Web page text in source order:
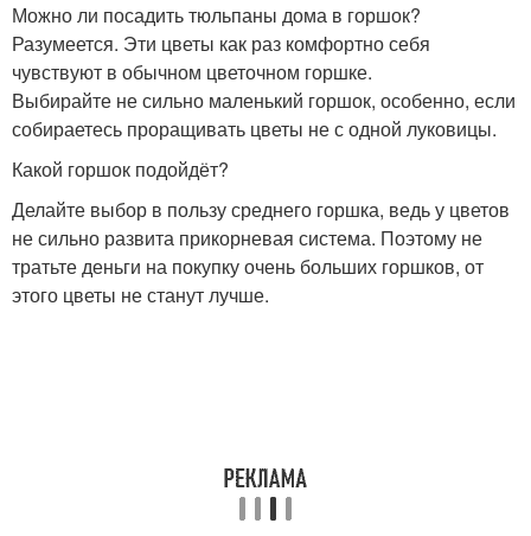
Можно ли посадить тюльпаны дома в горшок?
Разумеется. Эти цветы как раз комфортно себя
чувствуют в обычном цветочном горшке.
Выбирайте не сильно маленький горшок, особенно, если
собираетесь проращивать цветы не с одной луковицы.
Какой горшок подойдёт?
Делайте выбор в пользу среднего горшка, ведь у цветов
не сильно развита прикорневая система. Поэтому не
тратьте деньги на покупку очень больших горшков, от
этого цветы не станут лучше.